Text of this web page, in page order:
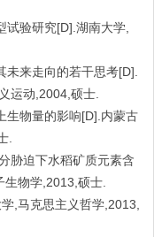
验研究[D].湖南大学,
来走向的若干思考[D].
运动,2004,硕士.
生物量的影响[D].内蒙古
.
胁迫下水稻矿质元素含
物学,2013,硕士.
,马克思主义哲学,2013,